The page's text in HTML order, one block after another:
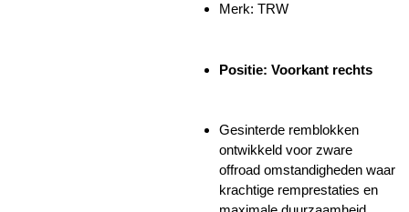
Merk: TRW
Positie: Voorkant rechts
Gesinterde remblokken
ontwikkeld voor zware
offroad omstandigheden waar
krachtige remprestaties en